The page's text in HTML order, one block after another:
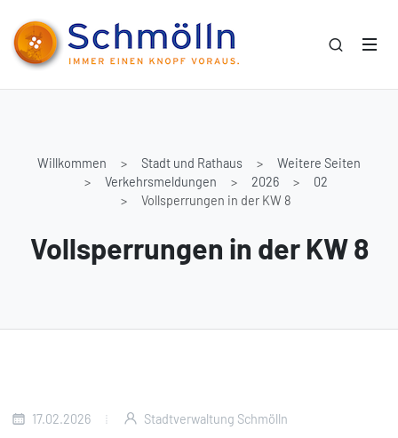
Willkommen Stadt und Rathaus
Weitere Seiten
Verkehrsmeldungen
2026
02
Vollsperrungen in der KW 8
Vollsperrungen in der KW 8
17.02.2026 Stadtverwaltung Schmölln